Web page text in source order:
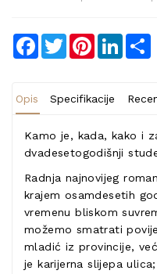
Facebook
TwitterPinterest
Opis Specifikacije
Kamo je, kada, kako i
dvadesetogodišnji
Radnja najnovijeg
krajem osamdesetih
vremenu bliskom
možemo smatrati
mladić iz provincije,
je karijerna slijepa